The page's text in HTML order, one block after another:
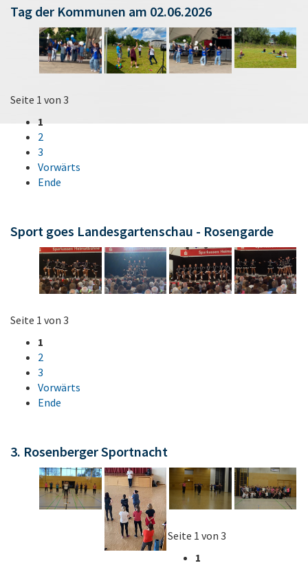
Tag der Kommunen am 02.06.2026
Seite 1 von 3
1
2
3
Vorwärts
Ende
Sport goes Landesgartenschau - Rosengarde
Seite 1 von 3
1
2
3
Vorwärts
Ende
3. Rosenberger Sportnacht
Seite 1 von 3
1